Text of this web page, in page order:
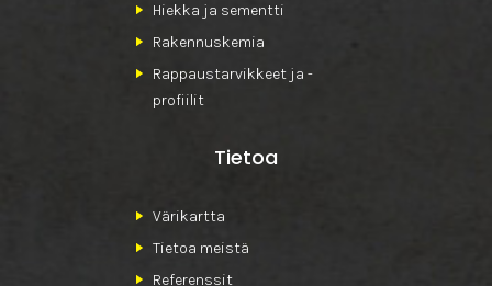
Hiekka ja sementti
Rakennuskemia
Rappaustarvikkeet ja -
profiilit
Tietoa
Värikartta
Tietoa meistä
Referenssit